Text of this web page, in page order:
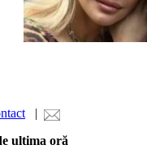
|
ultima oră